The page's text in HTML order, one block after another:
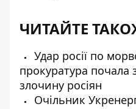
ЧИТАЙТЕ
Удар росії по
прокуратура почала
злочину росіян
Очільник